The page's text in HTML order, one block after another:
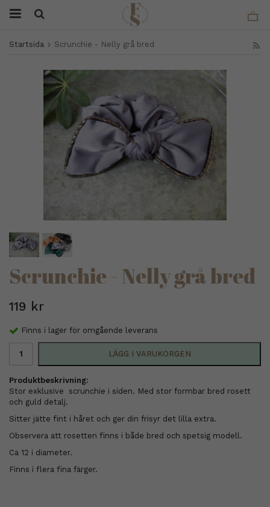
Startsida Scrunchie - Nelly grå bred
Scrunchie - Nelly grå bred
119 kr
Finns i lager för omgående leverans
LÄGG I VARUKORGEN
Produktbeskrivning:
Stor exklusive scrunchie i siden. Med stor formbar bred rosett
och guld detalj.
Sitter jätte fint i håret och ger din frisyr det lilla extra.
Observera att rosetten finns i både bred och spetsig modell.
Ca 12 i diameter.
Finns i flera fina färger.